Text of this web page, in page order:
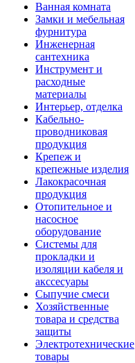
Ванная комната
Замки и мебельная
фурнитура
Инженерная
сантехника
Инструмент и
расходные
материалы
Интерьер, отделка
Кабельно-
проводниковая
продукция
Крепеж и
крепежные изделия
Лакокрасочная
продукция
Отопительное и
насосное
оборудование
Системы для
прокладки и
изоляции кабеля и
акссесуары
Сыпучие смеси
Хозяйственные
товара и средства
защиты
Электротехнические
товары